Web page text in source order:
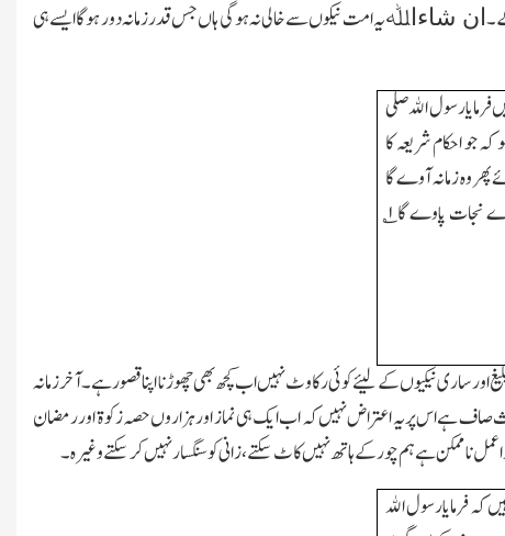
ان شاءاﷲیہ امت نیکوں سے خالی نہ ہوگی ہاں جس قدر زمانہ دور ہوگا ایسے ہی
رسول اﷲ صلی
جو احکام شریعہ کا
وہ زمانہ آوے گا
نجات پاوے گا۱؎
اور ساری نیکیوں کے لیئے کوئی رکاوٹ نہیں اب کچھ بھی چھوڑنا اپنا قصور ہے۔آخر زمانہ
ہے اس پر یہ اعتراض نہیں کہ اب ایک ہی نماز اور ہزاروں حصہ زکوۃ اور رمضان
ناممکن ہے ہم چور کے ہاتھ نہیں کاٹ سکتے،زانی کو سنگسار نہیں کرسکتے وغیرہ۔
کہ فرمایا رسول اﷲ